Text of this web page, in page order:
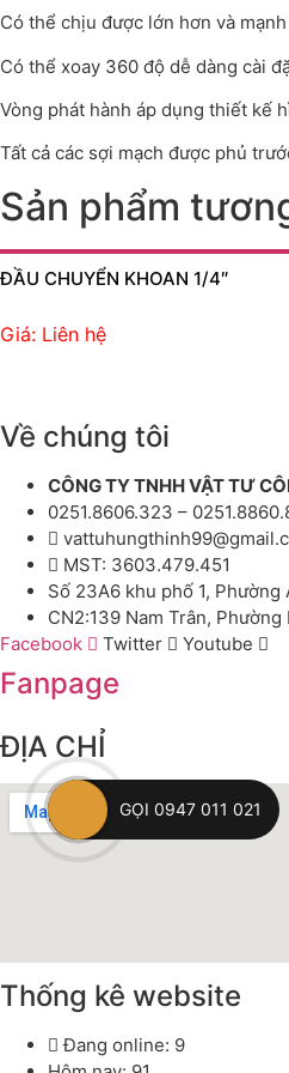
GỌI 0947 011 021
Có thể chịu được lớn hơn và
Có thể xoay 360 độ dễ dàng cài
Vòng phát hành áp dụng thiết kế
Tất cả các sợi mạch được phủ
Sản phẩm
ĐẦU CHUYỂN KHOAN 1/4″
Giá: Liên hệ
Về chúng tôi
CÔNG TY TNHH VẬT TƯ
0251.8606.323 –
MST: 3603.479.451
Số 23A6 khu phố 1,
CN2:139 Nam Trân,
Facebook
Twitter Youtube
Fanpage
ĐỊA CHỈ
Thống kê website
Đang online: 9